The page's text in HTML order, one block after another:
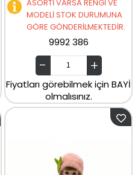
ASORTİ VARSA RENGİ VE
MODELİ STOK DURUMUNA
GÖRE GÖNDERİLMEKTEDİR.
9992 386
Fiyatları görebilmek için BAYİ
olmalısınız.